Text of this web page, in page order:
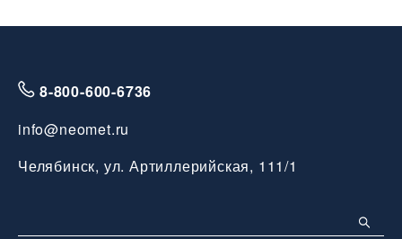
8-800-600-6736
info@neomet.ru
Челябинск, ул. Артиллерийская, 111/1